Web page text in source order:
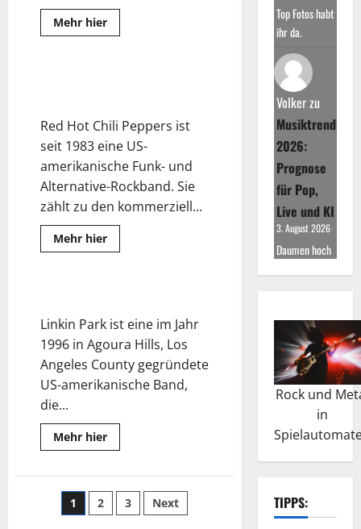
Mehr hierRead
more
Red Hot Chili Peppers ist
seit 1983 eine US-
amerikanische Funk- und
Alternative-Rockband. Sie
zählt zu den kommerziell...
Mehr hierRead
more
–
Live
in
Concert
Linkin Park ist eine im Jahr
1996 in Agoura Hills, Los
Angeles County gegründete
US-amerikanische Band,
die...
Mehr hierRead
more
–
Live
in
Seitennummerierung
1 2 3 Next
Top Fotos habt
ihr da.
Volkerzu
Musiktrends
2026:
Prognose
für Pop,
Live und KI
3. August 2026
Daumen hoch
Rock und
in
TIPPS: